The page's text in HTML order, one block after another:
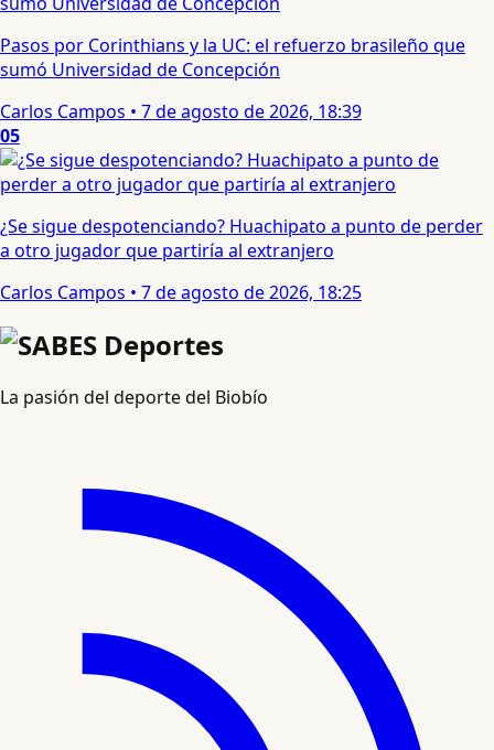
Pasos por Corinthians y la UC: el refuerzo brasileño que
sumó Universidad de Concepción
Carlos Campos • 7 de agosto de 2026, 18:39
05
¿Se sigue despotenciando? Huachipato a punto de perder
a otro jugador que partiría al extranjero
Carlos Campos • 7 de agosto de 2026, 18:25
La pasión del deporte del Biobío